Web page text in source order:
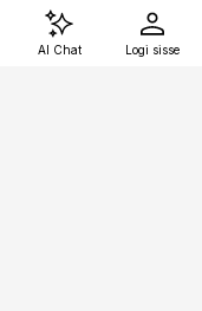
AI Chat Logi sisse